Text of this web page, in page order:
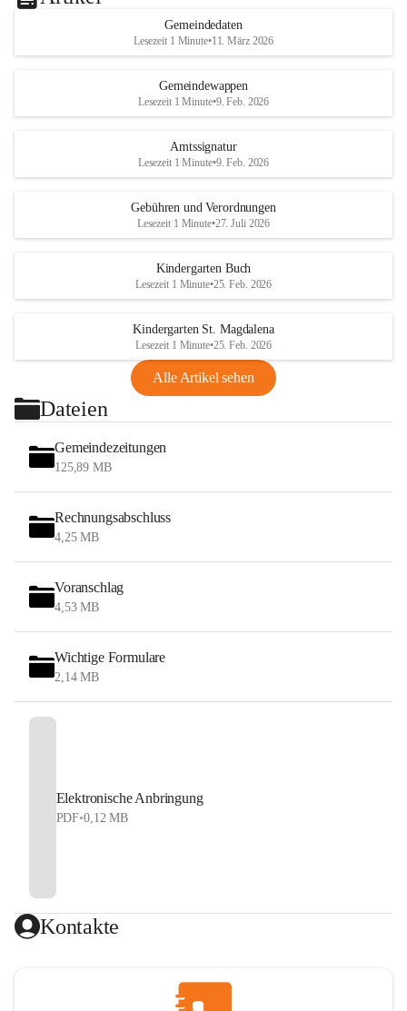
Gemeindedaten
Lesezeit 1 Minute•11. März 2026
Gemeindewappen
Lesezeit 1 Minute•9. Feb. 2026
Amtssignatur
Lesezeit 1 Minute•9. Feb. 2026
Gebühren und Verordnungen
Lesezeit 1 Minute•27. Juli 2026
Kindergarten Buch
Lesezeit 1 Minute•25. Feb. 2026
Kindergarten St. Magdalena
Lesezeit 1 Minute•25. Feb. 2026
Alle Artikel sehen
Dateien
Gemeindezeitungen
125,89 MB
Rechnungsabschluss
4,25 MB
Voranschlag
4,53 MB
Wichtige Formulare
2,14 MB
Elektronische Anbringung
PDF•0,12 MB
Kontakte